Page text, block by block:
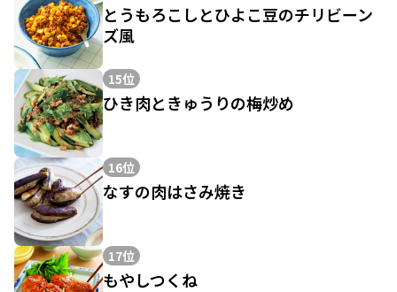
とうもろこしとひよこ豆のチリビーン
ズ風
15位
ひき肉ときゅうりの梅炒め
16位
なすの肉はさみ焼き
17位
もやしつくね